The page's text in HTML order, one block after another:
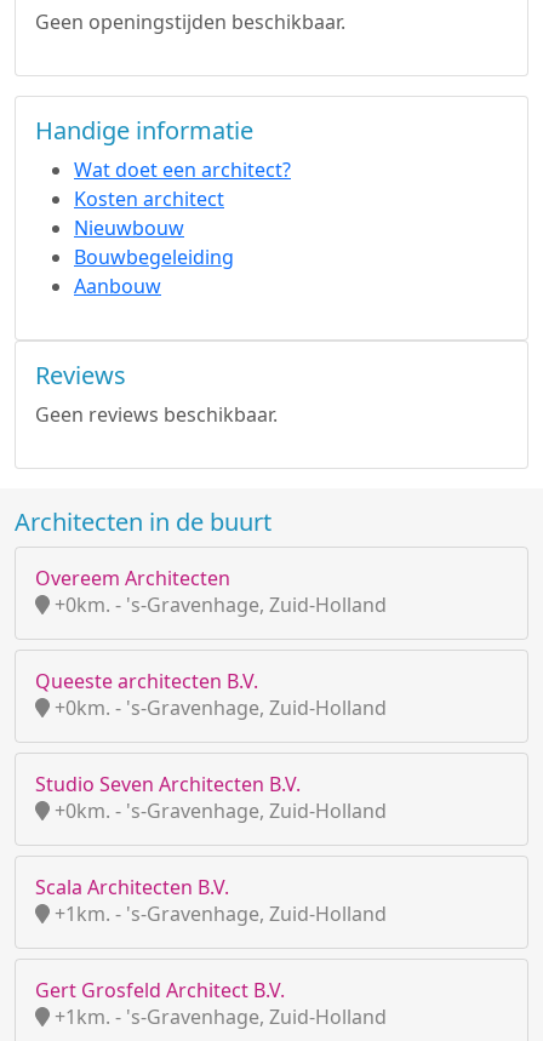
Geen openingstijden beschikbaar.
Handige informatie
Wat doet een architect?
Kosten architect
Nieuwbouw
Bouwbegeleiding
Aanbouw
Reviews
Geen reviews beschikbaar.
Architecten in de buurt
Overeem Architecten
+0km. - 's-Gravenhage, Zuid-Holland
Queeste architecten B.V.
+0km. - 's-Gravenhage, Zuid-Holland
Studio Seven Architecten B.V.
+0km. - 's-Gravenhage, Zuid-Holland
Scala Architecten B.V.
+1km. - 's-Gravenhage, Zuid-Holland
Gert Grosfeld Architect B.V.
+1km. - 's-Gravenhage, Zuid-Holland